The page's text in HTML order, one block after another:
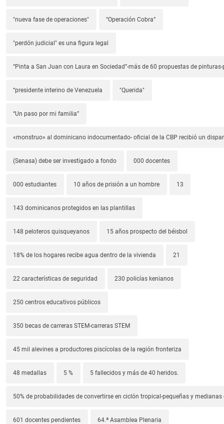
"nueva fase de operaciones" “Operación Cobra”
"perdón judicial" es una figura legal
“Pinta a San Juan con Laura en Sociedad”-más de 60 propuestas de
“presidente interino de Venezuela "Querida"
“Un paso por mi familia”
«monstruo» al dominicano indocumentado- oficial de la CBP recibió un
(Senasa) debe ser investigado a fondo 000 docentes
000 estudiantes 10 años de prisión a un hombre 13
143 dominicanos protegidos en las plantillas
148 peloteros quisqueyanos 15 años prospecto del béisbol
18% de los hogares recibe agua dentro de la vivienda 21
22 características de seguridad 230 policías kenianos
250 centros educativos públicos
350 becas de carreras STEM-carreras STEM
45 mil alevines a productores piscícolas de la región fronteriza
48 medallas 5 % 5 fallecidos y más de 40 heridos.
50% de probabilidades de convertirse en ciclón tropical-pequeñas y
601 docentes pendientes 64.ª Asamblea Plenaria